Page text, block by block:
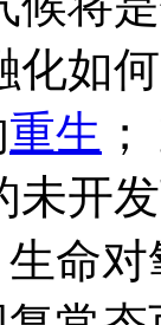
化如
重生 ；
未开
生命